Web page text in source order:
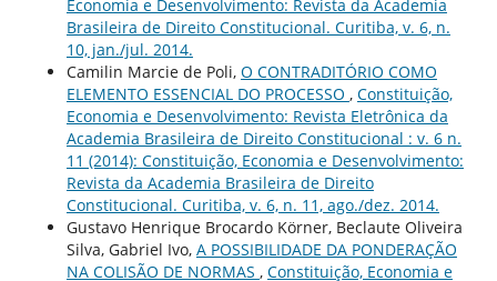
Economia e Desenvolvimento: Revista da Academia
Brasileira de Direito Constitucional. Curitiba, v. 6, n.
10, jan./jul. 2014.
Camilin Marcie de Poli, O CONTRADITÓRIO COMO
ELEMENTO ESSENCIAL DO PROCESSO , Constituição,
Economia e Desenvolvimento: Revista Eletrônica da
Academia Brasileira de Direito Constitucional : v. 6 n.
11 (2014): Constituição, Economia e Desenvolvimento:
Revista da Academia Brasileira de Direito
Constitucional. Curitiba, v. 6, n. 11, ago./dez. 2014.
Gustavo Henrique Brocardo Körner, Beclaute Oliveira
Silva, Gabriel Ivo, A POSSIBILIDADE DA PONDERAÇÃO
NA COLISÃO DE NORMAS , Constituição, Economia e